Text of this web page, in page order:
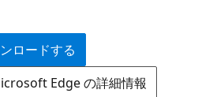
ロードする
Edge の詳細情報